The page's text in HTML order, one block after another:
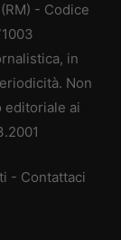
- Codice
in
Non
editoriale ai
- Contattaci